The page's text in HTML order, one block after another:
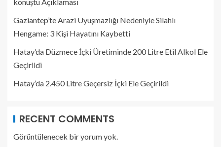
Gaziantep’te Arazi Uyuşmazlığı Nedeniyle Silahlı
Hengame: 3 Kişi Hayatını Kaybetti
Hatay’da Düzmece İçki Üretiminde 200 Litre Etil Alkol Ele
Geçirildi
Hatay’da 2.450 Litre Geçersiz İçki Ele Geçirildi
RECENT COMMENTS
Görüntülenecek bir yorum yok.